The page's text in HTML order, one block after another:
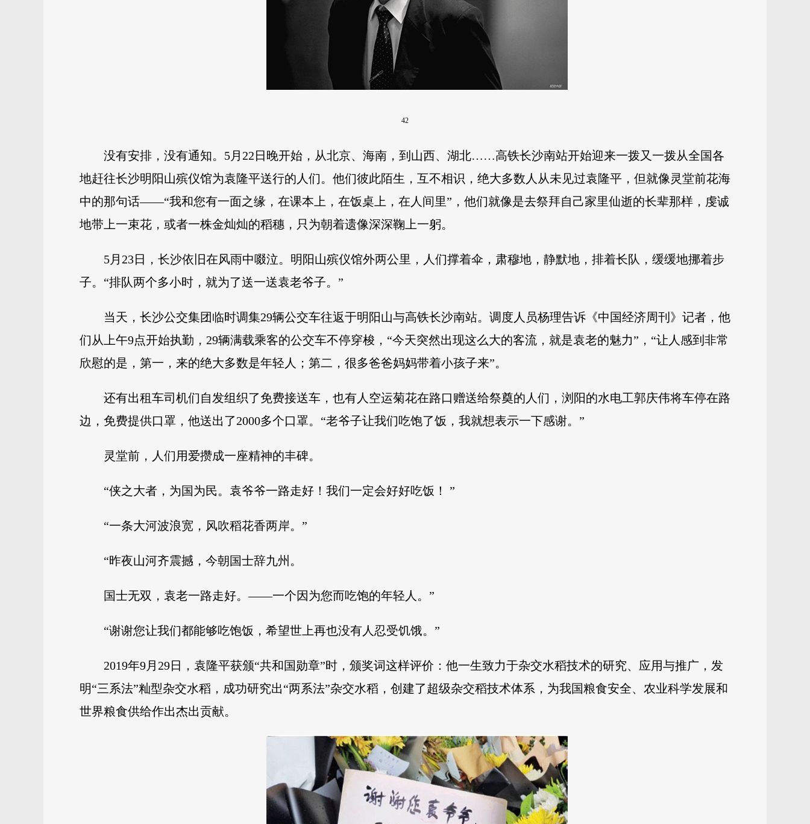
42
没有安排，没有通知。5月22日晚开始，从北京、海南，到山西、湖北……高铁长沙南站开始迎来一拨又一拨从全国各
地赶往长沙明阳山殡仪馆为袁隆平送行的人们。他们彼此陌生，互不相识，绝大多数人从未见过袁隆平，但就像灵堂前花海
中的那句话——“我和您有一面之缘，在课本上，在饭桌上，在人间里”，他们就像是去祭拜自己家里仙逝的长辈那样，虔诚
地带上一束花，或者一株金灿灿的稻穗，只为朝着遗像深深鞠上一躬。
5月23日，长沙依旧在风雨中啜泣。明阳山殡仪馆外两公里，人们撑着伞，肃穆地，静默地，排着长队，缓缓地挪着步
子。“排队两个多小时，就为了送一送袁老爷子。”
当天，长沙公交集团临时调集29辆公交车往返于明阳山与高铁长沙南站。调度人员杨理告诉《中国经济周刊》记者，他
们从上午9点开始执勤，29辆满载乘客的公交车不停穿梭，“今天突然出现这么大的客流，就是袁老的魅力”，“让人感到非常
欣慰的是，第一，来的绝大多数是年轻人；第二，很多爸爸妈妈带着小孩子来”。
还有出租车司机们自发组织了免费接送车，也有人空运菊花在路口赠送给祭奠的人们，浏阳的水电工郭庆伟将车停在路
边，免费提供口罩，他送出了2000多个口罩。“老爷子让我们吃饱了饭，我就想表示一下感谢。”
灵堂前，人们用爱攒成一座精神的丰碑。
“侠之大者，为国为民。袁爷爷一路走好！我们一定会好好吃饭！ ”
“一条大河波浪宽，风吹稻花香两岸。”
“昨夜山河齐震撼，今朝国士辞九州。
国士无双，袁老一路走好。——一个因为您而吃饱的年轻人。”
“谢谢您让我们都能够吃饱饭，希望世上再也没有人忍受饥饿。”
2019年9月29日，袁隆平获颁“共和国勋章”时，颁奖词这样评价：他一生致力于杂交水稻技术的研究、应用与推广，发
明“三系法”籼型杂交水稻，成功研究出“两系法”杂交水稻，创建了超级杂交稻技术体系，为我国粮食安全、农业科学发展和
世界粮食供给作出杰出贡献。